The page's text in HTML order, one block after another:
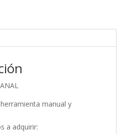
manual y
a adquirir: